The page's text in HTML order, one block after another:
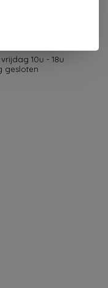
10u - 18u
gesloten